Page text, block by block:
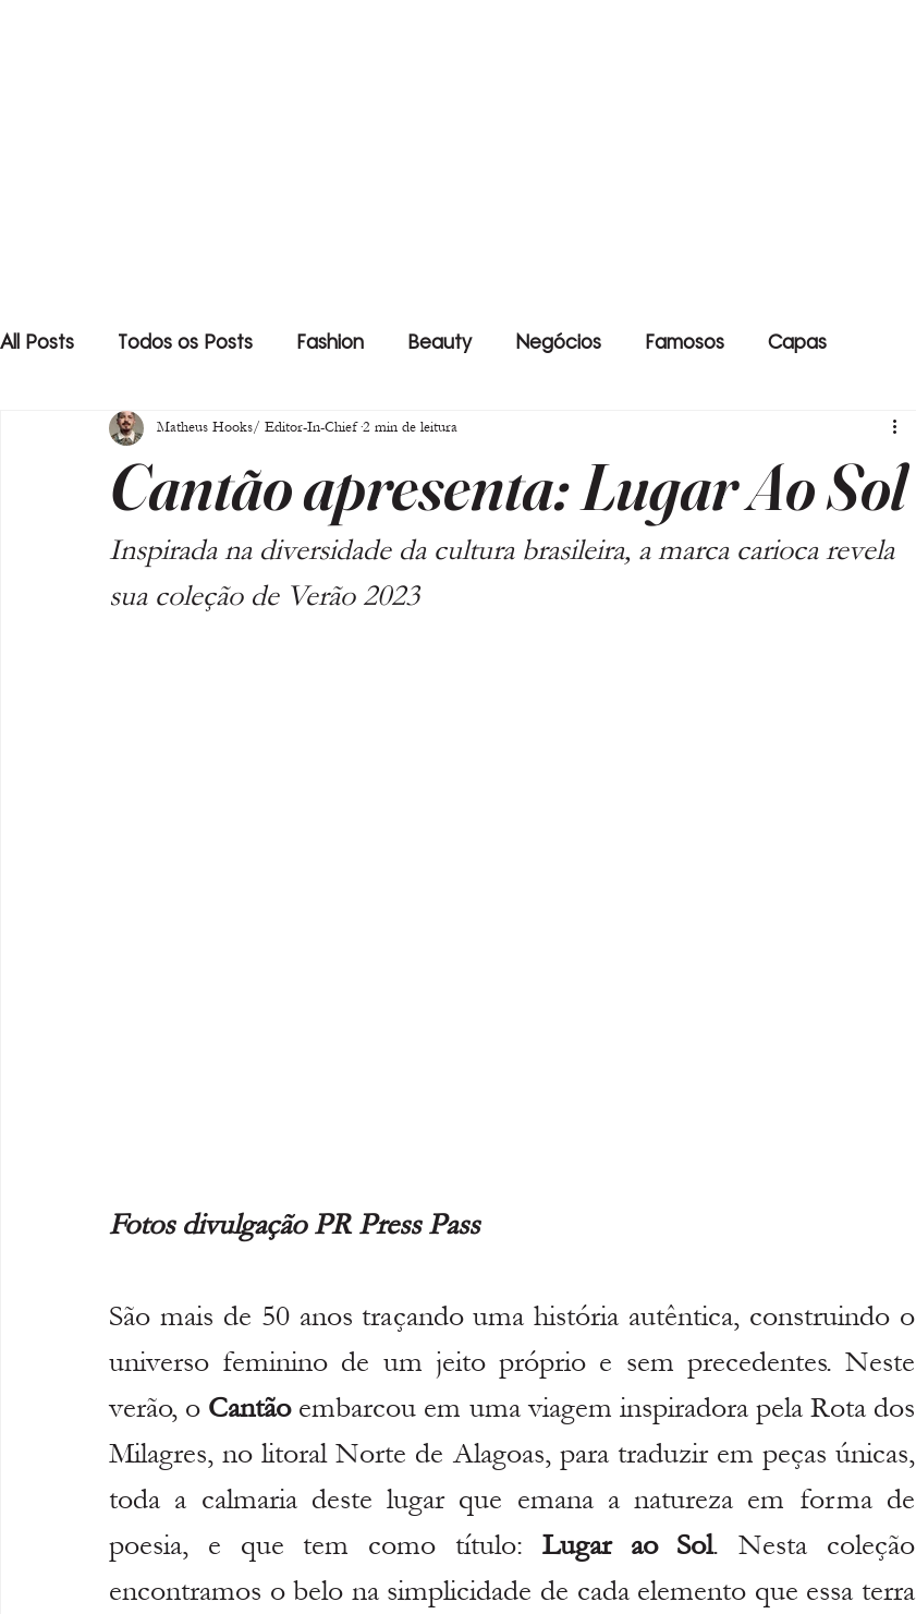
All Posts Todos os Posts Fashion Beauty Negócios Famosos Capas
Cantão apresenta: Lugar Ao Sol
Matheus Hooks/ Editor-In-Chief 2 min de leitura
Inspirada na diversidade da cultura brasileira, a marca carioca revela
sua coleção de Verão 2023
Fotos divulgação PR Press Pass
São mais de 50 anos traçando uma história autêntica, construindo o
universo feminino de um jeito próprio e sem precedentes. Neste
verão, o Cantão embarcou em uma viagem inspiradora pela Rota dos
Milagres, no litoral Norte de Alagoas, para traduzir em peças únicas,
toda a calmaria deste lugar que emana a natureza em forma de
poesia, e que tem como título: Lugar ao Sol. Nesta coleção
encontramos o belo na simplicidade de cada elemento que essa terra